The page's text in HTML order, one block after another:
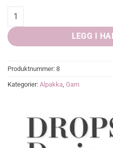
Drops Puna quantity
LEGG I
Produktnummer: 8
Kategorier: Alpakka Garn